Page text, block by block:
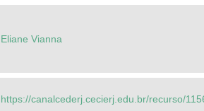
Eliane Vianna
https://canalcederj.cecierj.edu.br/recurso/